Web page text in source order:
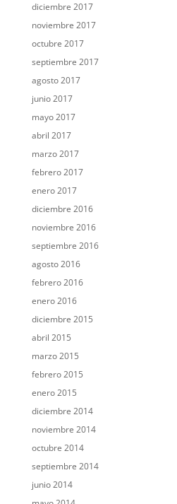
diciembre 2017
noviembre 2017
octubre 2017
septiembre 2017
agosto 2017
junio 2017
mayo 2017
abril 2017
marzo 2017
febrero 2017
enero 2017
diciembre 2016
noviembre 2016
septiembre 2016
agosto 2016
febrero 2016
enero 2016
diciembre 2015
abril 2015
marzo 2015
febrero 2015
enero 2015
diciembre 2014
noviembre 2014
octubre 2014
septiembre 2014
junio 2014